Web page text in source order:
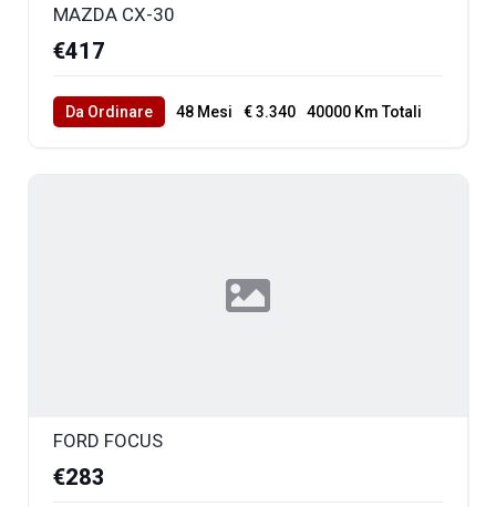
MAZDA CX-30
€417
Da Ordinare 48 Mesi € 3.340 40000 Km Totali
FORD FOCUS
€283